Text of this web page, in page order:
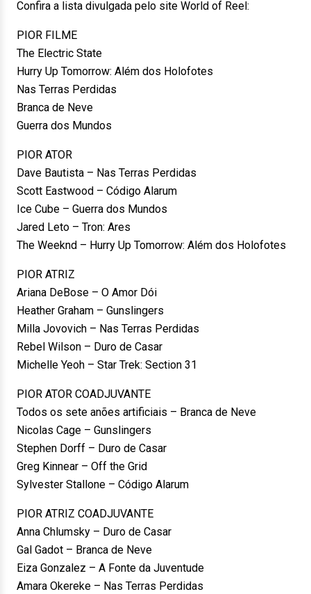
Confira a lista divulgada pel o site World of Reel :
PIOR FILME
The Electric State
Hurry Up Tomorrow: Além dos Holofotes
Nas Terras Perdidas
Branca de Neve
Guerra dos Mundos
PIOR ATOR
Dave Bautista – Nas Terras Perdidas
Scott Eastwood – Código Alarum
Ice Cube – Guerra dos Mundos
Jared Leto – Tron: Ares
The Weeknd – Hurry Up Tomorrow: Além dos Holofotes
PIOR ATRIZ
Ariana DeBose – O Amor Dói
Heather Graham – Gunslingers
Milla Jovovich – Nas Terras Perdidas
Rebel Wilson – Duro de Casar
Michelle Yeoh – Star Trek: Section 31
PIOR ATOR COADJUVANTE
Todos os sete anões artificiais – Branca de Neve
Nicolas Cage – Gunslingers
Stephen Dorff – Duro de Casar
Greg Kinnear – Off the Grid
Sylvester Stallone – Código Alarum
PIOR ATRIZ COADJUVANTE
Anna Chlumsky – Duro de Casar
Gal Gadot – Branca de Neve
Eiza Gonzalez – A Fonte da Juventude
Amara Okereke – Nas Terras Perdidas